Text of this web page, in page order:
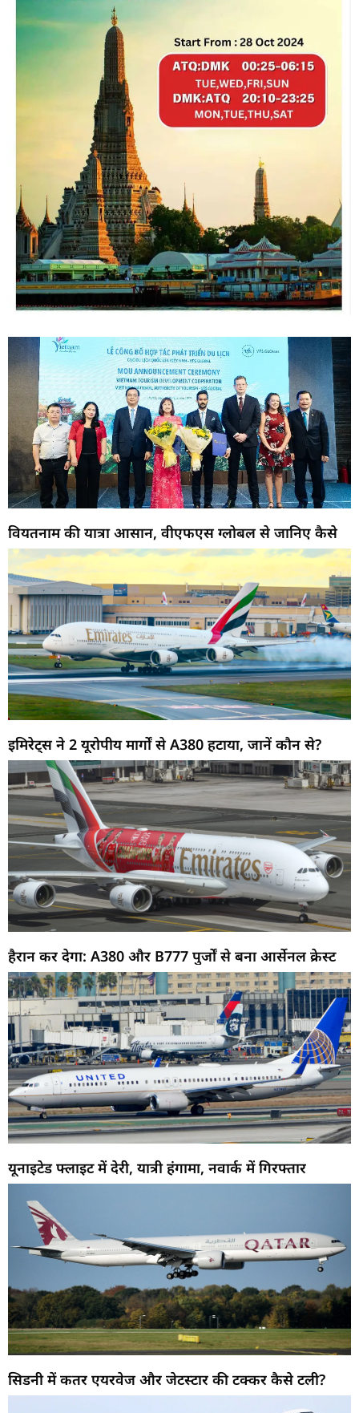
वियतनाम की यात्रा आसान, वीएफएस ग्लोबल से जानिए कैसे
इमिरेट्स ने 2 यूरोपीय मार्गों से A380 हटाया, जानें कौन से?
हैरान कर देगा: A380 और B777 पुर्जों से बना आर्सेनल क्रेस्ट
यूनाइटेड फ्लाइट में देरी, यात्री हंगामा, नवार्क में गिरफ्तार
सिडनी में कतर एयरवेज और जेटस्टार की टक्कर कैसे टली?